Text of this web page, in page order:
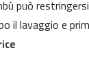
può restringersi
il lavaggio e